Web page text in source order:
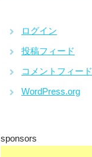
ログイン
投稿フィード
コメントフィード
WordPress.org
sponsors